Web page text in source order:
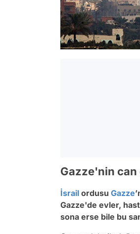
Gazze'nin can
İsrail ordusu Gazze
Gazze'de evler,
sona erse bile bu